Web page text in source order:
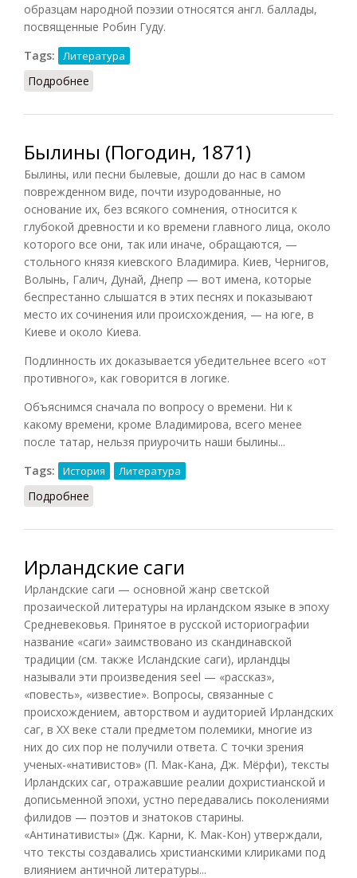
образцам народной поэзии относятся англ. баллады,
посвященные Робин Гуду.
Tags:
Литература
Подробнее
Былины (Погодин, 1871)
Былины, или песни былевые, дошли до нас в самом
поврежденном виде, почти изуродованные, но
основание их, без всякого сомнения, относится к
глубокой древности и ко времени главного лица, около
которого все они, так или иначе, обращаются, —
стольного князя киевского Владимира. Киев, Чернигов,
Волынь, Галич, Дунай, Днепр — вот имена, которые
беспрестанно слышатся в этих песнях и показывают
место их сочинения или происхождения, — на юге, в
Киеве и около Киева.
Подлинность их доказывается убедительнее всего «от
противного», как говорится в логике.
Объяснимся сначала по вопросу о времени. Ни к
какому времени, кроме Владимирова, всего менее
после татар, нельзя приурочить наши былины...
Tags:
История Литература
Подробнее
Ирландские саги
Ирландские саги — основной жанр светской
прозаической литературы на ирландском языке в эпоху
Средневековья. Принятое в русской историографии
название «саги» заимствовано из скандинавской
традиции (см. также Исландские саги), ирландцы
называли эти произведения seel — «рассказ»,
«повесть», «известие». Вопросы, связанные с
происхождением, авторством и аудиторией Ирландских
саг, в XX веке стали предметом полемики, многие из
них до сих пор не получили ответа. С точки зрения
ученых-«нативистов» (П. Мак-Кана, Дж. Мёрфи), тексты
Ирландских саг, отражавшие реалии дохристианской и
дописьменной эпохи, устно передавались поколениями
филидов — поэтов и знатоков старины.
«Антинативисты» (Дж. Карни, К. Мак-Кон) утверждали,
что тексты создавались христианскими клириками под
влиянием античной литературы...